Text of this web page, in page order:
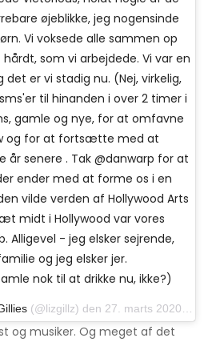
øjeblikke, jeg nogensinde
Vi voksede alle sammen op
som vi arbejdede. Vi var en
det er vi stadig nu. (Nej, virkelig,
til hinanden i over 2 timer i
gamle og nye, for at omfavne
og for at fortsætte med at
år senere . Tak @danwarp for at
ender med at forme os i en
vilde verden af ​​Hollywood Arts
midt i Hollywood var vores
Alligevel - jeg elsker sejrende,
og jeg elsker jer.
nok til at drikke nu, ikke?)
(@lizgillz) den 27. marts 2020 kl.9: 36 PDT
og musiker. Og meget af det